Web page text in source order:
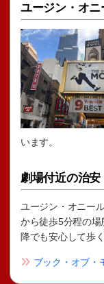
ユージン・オニ
います。
劇場付近の治安
ユージン・オニー
から徒歩5分程の
降でも安心して歩
ブック・オブ・